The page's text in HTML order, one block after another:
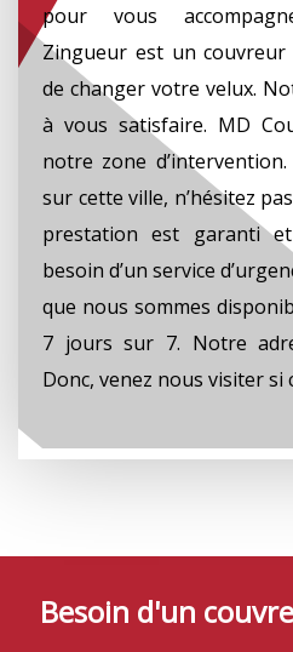
pour vous
Zingueur est un couvreur
de changer votre velux.
à vous satisfaire. MD
notre zone
sur cette ville, n’hésitez
prestation est garanti
besoin d’un service
que nous sommes
7 jours sur 7. Notre
Donc, venez nous visiter si
Besoin d'un